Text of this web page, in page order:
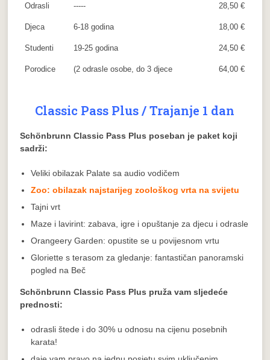
Odrasli ----- 28,50 €
Djeca 6-18 godina 18,00 €
Studenti 19-25 godina 24,50 €
Porodice (2 odrasle osobe, do 3 djece 64,00 €
Classic Pass Plus / Trajanje 1 dan
Schönbrunn Classic Pass Plus poseban je paket koji
sadrži:
Veliki obilazak Palate sa audio vodičem
Zoo: obilazak najstarijeg zoološkog vrta na svijetu
Tajni vrt
Maze i lavirint: zabava, igre i opuštanje za djecu i odrasle
Orangeery Garden: opustite se u povijesnom vrtu
Gloriette s terasom za gledanje: fantastičan panoramski
pogled na Beč
Schönbrunn Classic Pass Plus pruža vam sljedeće
prednosti:
odrasli štede i do 30% u odnosu na cijenu posebnih
karata!